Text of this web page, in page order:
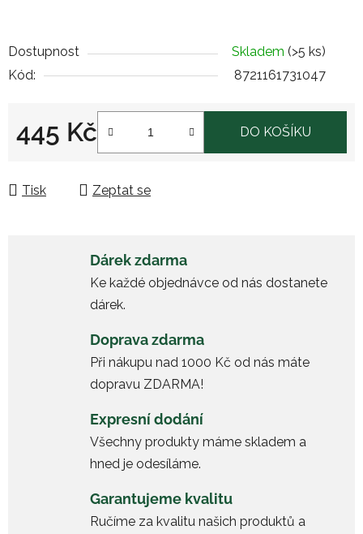
Dostupnost Skladem (>5 ks)
Kód:
8721161731047
445 Kč DO KOŠÍKU
Tisk Zeptat se
Dárek zdarma
Ke každé objednávce od nás dostanete
dárek.
Doprava zdarma
Při nákupu nad 1000 Kč od nás máte
dopravu ZDARMA!
Expresní dodání
Všechny produkty máme skladem a
hned je odesíláme.
Garantujeme kvalitu
Ručíme za kvalitu našich produktů a